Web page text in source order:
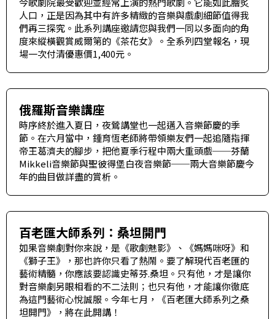
人口，正是因為其中有許多精緻的音樂與戲劇細節值得我
們再三探究。此系列講座邀請您與我們一同以多面向的角
度來縱橫觀賞威爾第的《茶花女》。全系列四堂報名，現
場一次付清優惠價1,400元。
俄羅斯音樂講座
時序終於進入夏日，夜鶯講堂也一起邁入音樂節慶的季
節。在六月當中，鍾育恆老師將帶領樂友們一起追隨指揮
帝王葛濟夫的腳步，把他夏季行程中兩大重頭戲──芬蘭
Mikkeli音樂節與聖彼得堡白夜音樂節──兩大音樂節慶今
年的曲目做詳盡的賞析。
百老匯大師系列：桑坦開門
如果音樂劇對你來說，是《歌劇魅影》、《媽媽咪呀》和
《獅子王》，那也許你只看了熱鬧。要了解現代百老匯的
藝術精髓，你應該要認識史蒂芬.桑坦。只有他，才是讓你
對音樂劇另眼相看的不二法則；也只有他，才能讓你徹底
為這門藝術心悅誠服。今年七月，《百老匯大師系列之桑
坦開門》，將在此開講！